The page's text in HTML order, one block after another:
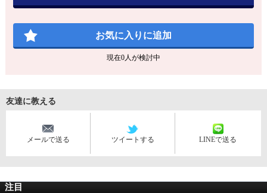
お気に入りに追加
現在0人が検討中
友達に教える
メールで送る ツイートする LINEで送る
注目